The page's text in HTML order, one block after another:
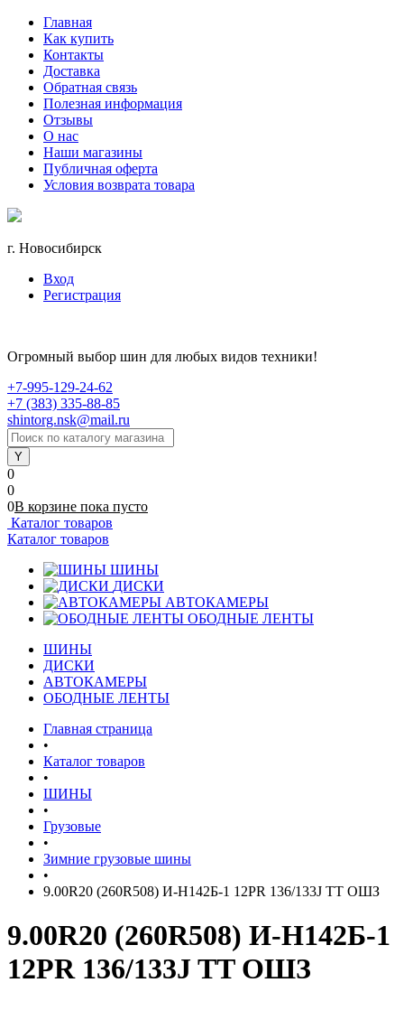
Главная
Как купить
Контакты
Доставка
Обратная связь
Полезная информация
Отзывы
О нас
Наши магазины
Публичная оферта
Условия возврата товара
г. Новосибирск
Вход
Регистрация
Огромный выбор шин для любых видов техники!
+7-995-129-24-62
+7 (383) 335-88-85
shintorg.nsk@mail.ru
0
0
0В корзине пока пусто
Каталог товаров
Каталог товаров
ШИНЫ
ДИСКИ
АВТОКАМЕРЫ
ОБОДНЫЕ ЛЕНТЫ
ШИНЫ
ДИСКИ
АВТОКАМЕРЫ
ОБОДНЫЕ ЛЕНТЫ
Главная страница
•
Каталог товаров
•
ШИНЫ
•
Грузовые
•
Зимние грузовые шины
•
9.00R20 (260R508) И-Н142Б-1 12PR 136/133J TT ОШЗ
9.00R20 (260R508) И-Н142Б-1
12PR 136/133J TT ОШЗ